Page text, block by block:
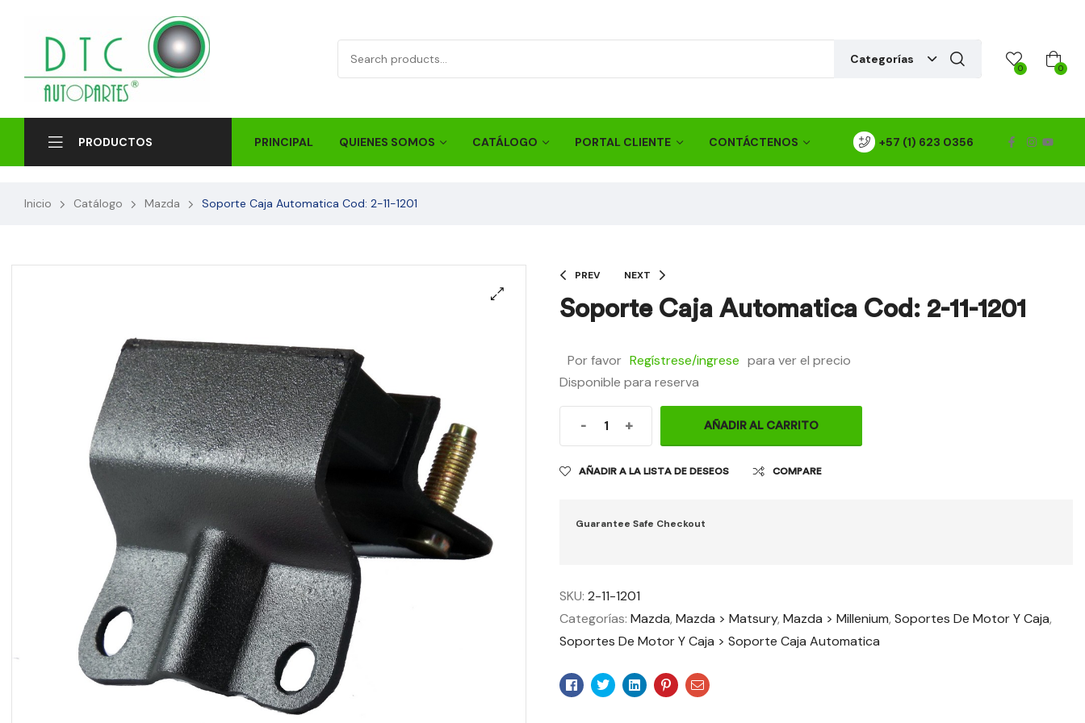
Categorías
0 0
PRODUCTOS PRINCIPAL QUIENES SOMOS CATÁLOGO PORTAL CLIENTE CONTÁCTENOS +57 (1) 623 0356
Inicio Catálogo Mazda Soporte Caja Automatica Cod: 2-11-1201
PREV NEXT
Soporte Caja Automatica Cod: 2-11-1201
Por favor Regístrese/ingrese para ver el precio
Disponible para reserva
- + AÑADIR AL CARRITO
AÑADIR A LA LISTA DE DESEOS COMPARE
Guarantee Safe Checkout
SKU:2-11-1201
Categorías:Mazda,Mazda > Matsury,Mazda > Millenium,Soportes De Motor Y Caja,
Soportes De Motor Y Caja > Soporte Caja Automatica
Facebook
TwitterLinkedinPinterest
Email